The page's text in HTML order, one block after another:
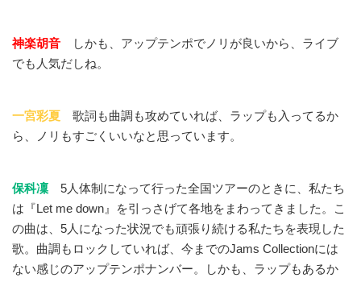
神楽胡音
しかも、アップテンポでノリが良いから、ライブ
でも人気だしね。
一宮彩夏 歌詞も曲調も攻めていれば、ラップも入ってるか
ら、ノリもすごくいいなと思っています。
保科凜 5人体制になって行った全国ツアーのときに、私たち
は『Let me down』を引っさげて各地をまわってきました。こ
の曲は、5人になった状況でも頑張り続ける私たちを表現した
歌。曲調もロックしていれば、今までのJams Collectionには
ない感じのアップテンポナンバー。しかも、ラップもあるか